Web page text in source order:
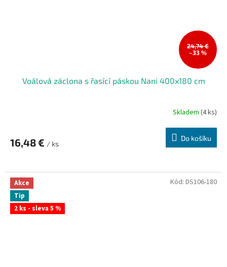
24,74 €
–33 %
Voálová záclona s řasící páskou Nani 400x180 cm
Skladem (4 ks)
16,48 € / ks
Do košíku
Akce
Tip
2 ks - sleva 5 %
Kód: DS106-180